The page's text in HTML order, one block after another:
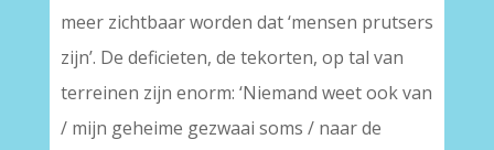
meer zichtbaar worden dat ‘mensen prutsers
zijn’. De deficieten, de tekorten, op tal van
terreinen zijn enorm: ‘Niemand weet ook van
/ mijn geheime gezwaai soms / naar de